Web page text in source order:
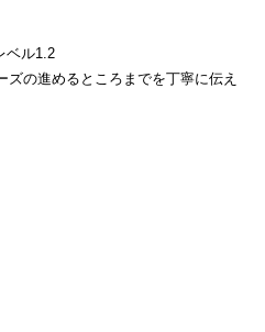
ベル1.2
ズの進めるところまでを丁寧に伝え